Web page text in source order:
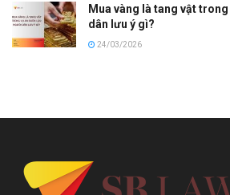
Mua vàng là tang vật
dân lưu ý gì?
24/03/2026